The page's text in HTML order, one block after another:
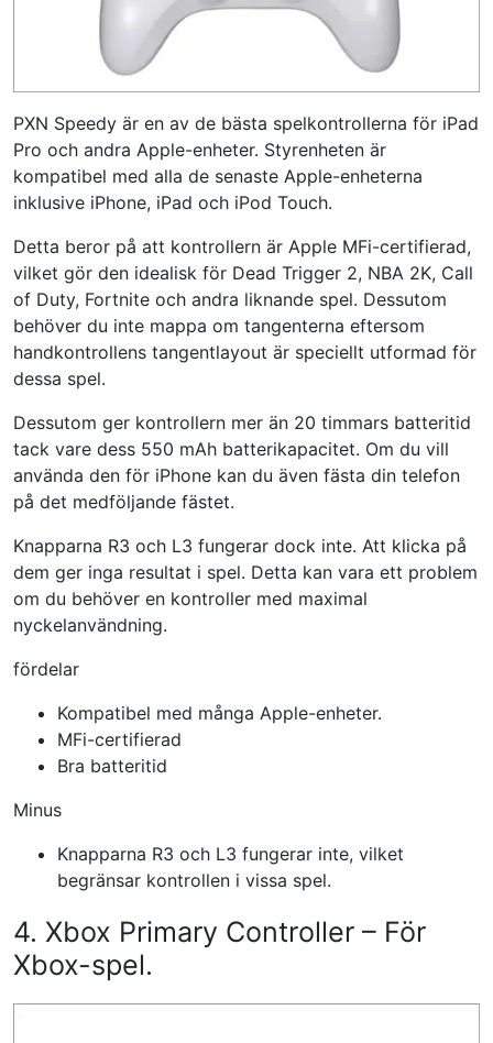
PXN Speedy är en av de bästa spelkontrollerna för iPad
Pro och andra Apple-enheter. Styrenheten är
kompatibel med alla de senaste Apple-enheterna
inklusive iPhone, iPad och iPod Touch.
Detta beror på att kontrollern är Apple MFi-certifierad,
vilket gör den idealisk för Dead Trigger 2, NBA 2K, Call
of Duty, Fortnite och andra liknande spel. Dessutom
behöver du inte mappa om tangenterna eftersom
handkontrollens tangentlayout är speciellt utformad för
dessa spel.
Dessutom ger kontrollern mer än 20 timmars batteritid
tack vare dess 550 mAh batterikapacitet. Om du vill
använda den för iPhone kan du även fästa din telefon
på det medföljande fästet.
Knapparna R3 och L3 fungerar dock inte. Att klicka på
dem ger inga resultat i spel. Detta kan vara ett problem
om du behöver en kontroller med maximal
nyckelanvändning.
fördelar
Kompatibel med många Apple-enheter.
MFi-certifierad
Bra batteritid
Minus
Knapparna R3 och L3 fungerar inte, vilket
begränsar kontrollen i vissa spel.
4. Xbox Primary Controller – För
Xbox-spel.